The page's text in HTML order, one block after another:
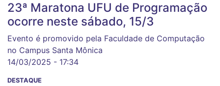
23ª Maratona UFU de Programação
ocorre neste sábado, 15/3
Evento é promovido pela Faculdade de Computação
no Campus Santa Mônica
14/03/2025 - 17:34
DESTAQUE